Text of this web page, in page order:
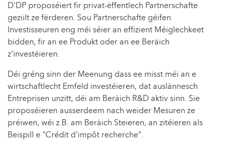
D'DP proposéiert fir privat-ëffentlech Partnerschafte
geziilt ze fërderen. Sou Partnerschafte géifen
Investisseuren eng méi séier an effizient Méiglechkeet
bidden, fir an ee Produkt oder an ee Beräich
z'investéieren.
Déi gréng sinn der Meenung dass ee misst méi an e
wirtschaftlecht Emfeld investéieren, dat auslännesch
Entreprisen unzitt, déi am Beräich R&D aktiv sinn. Sie
proposéieren ausserdeem nach weider Mesuren ze
préiwen, wéi z.B. am Beräich Steieren, an zitéieren als
Beispill e "Crédit d'impôt recherche".